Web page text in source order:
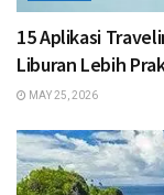
15 Aplikasi
Liburan Lebih
MAY 25, 2026